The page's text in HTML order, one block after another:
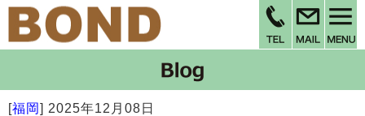
[福岡] 2025年12月08日